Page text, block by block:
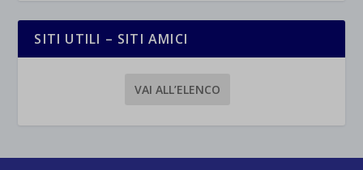
SITI UTILI – SITI AMICI
VAI ALL’ELENCO